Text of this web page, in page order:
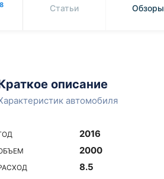
8 Статьи Обзоры
описание
автомобиля
2016
2000
8.5